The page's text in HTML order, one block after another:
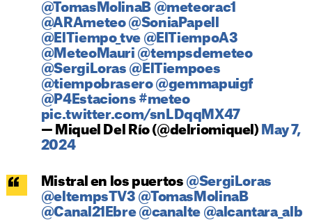
@TomasMolinaB @meteorac1
@ARAmeteo @SoniaPapell
@ElTiempo_tve @ElTiempoA3
@MeteoMauri @tempsdemeteo
@SergiLoras @ElTiempoes
@tiempobrasero @gemmapuigf
@P4Estacions #meteo
pic.twitter.com/snLDqqMX47
— Miquel Del Río (@delriomiquel) May 7,
2024
Mistral en los puertos @SergiLoras
@eltempsTV3 @TomasMolinaB
@Canal21Ebre @canalte @alcantara_alb